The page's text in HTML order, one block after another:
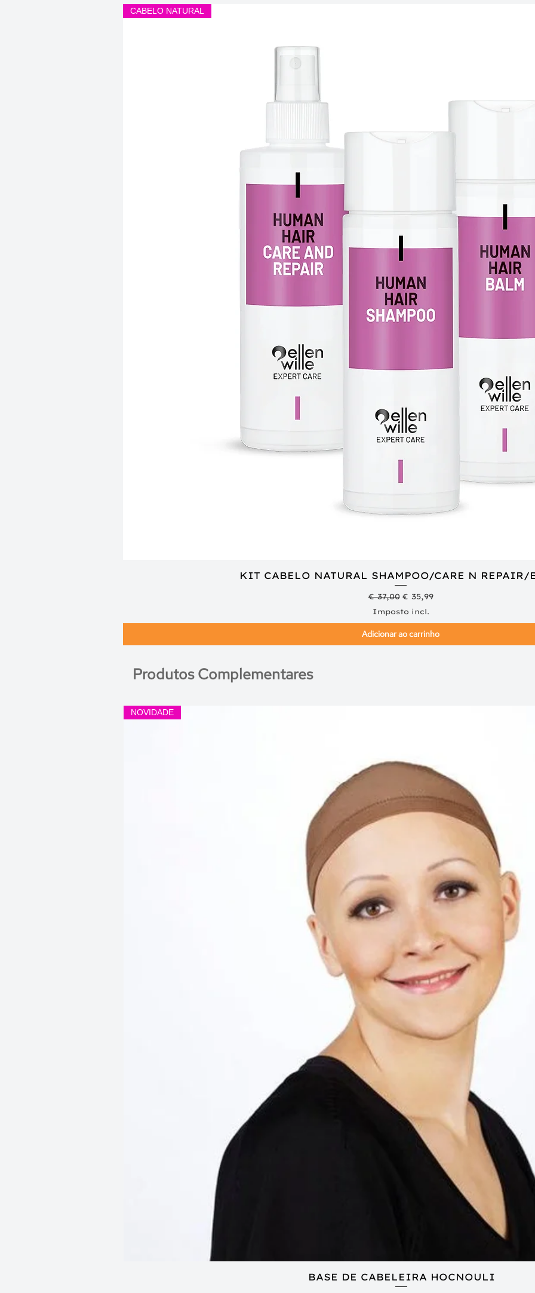
Visualização rápida
CABELO NATURAL
KIT CABELO NATURAL SHAMPOO/CARE N REPAIR/
Preço normal
€ 37,00 Preço promocional
€ 35,99
Imposto incl.
Adicionar ao carrinho
Produtos Complementares
Visualização rápida
NOVIDADE
BASE DE CABELEIRA HOCNOULI